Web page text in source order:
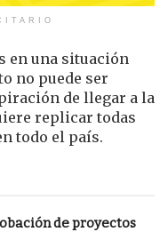
en una situación
no puede ser
de llegar a la
replicar todas
todo el país.
de proyectos